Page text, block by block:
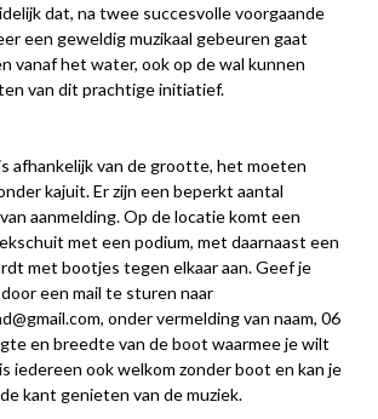
dat, na twee succesvolle voorgaande
een geweldig muzikaal gebeuren gaat
vanaf het water, ook op de wal kunnen
van dit prachtige initiatief.
afhankelijk van de grootte, het moeten
kajuit. Er zijn een beperkt aantal
aanmelding. Op de locatie komt een
met een podium, met daarnaast een
met bootjes tegen elkaar aan. Geef je
een mail te sturen naar
onder vermelding van naam, 06
en breedte van de boot waarmee je wilt
iedereen ook welkom zonder boot en kan je
kant genieten van de muziek.